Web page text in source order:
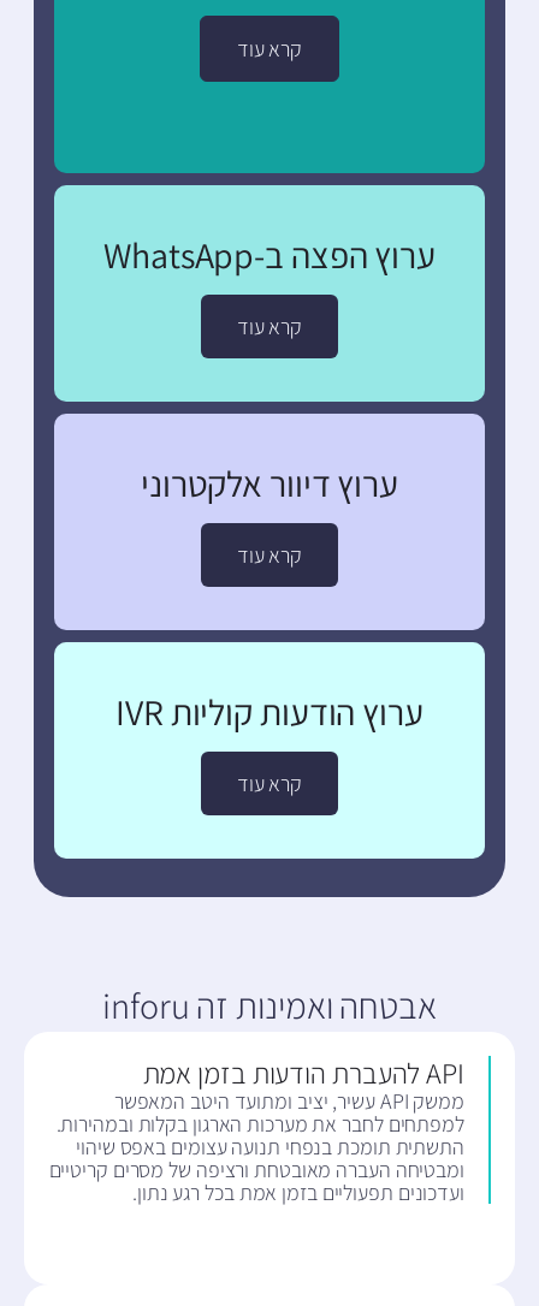
קרא עוד
ערוץ הפצה ב-WhatsApp
קרא עוד
ערוץ דיוור אלקטרוני
קרא עוד
ערוץ הודעות קוליות IVR
קרא עוד
אבטחה ואמינות זה inforu
API להעברת הודעות בזמן אמת
ממשק API עשיר, יציב ומתועד היטב המאפשר
למפתחים לחבר את מערכות הארגון בקלות ובמהירות.
התשתית תומכת בנפחי תנועה עצומים באפס שיהוי
ומבטיחה העברה מאובטחת ורציפה של מסרים קריטיים
ועדכונים תפעוליים בזמן אמת בכל רגע נתון.